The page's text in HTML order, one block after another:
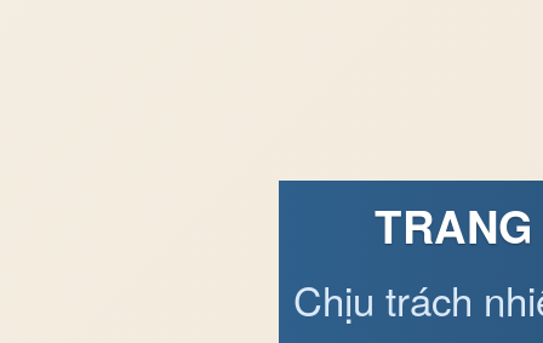
Chịu trách